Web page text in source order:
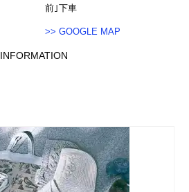
前｣下車
>> GOOGLE MAP
INFORMATION